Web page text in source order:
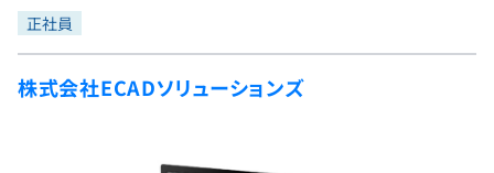
インターン
新卒エージェント
問題集
4択課題
プログラミング言語
ゲーム・マンガ
正社員
株式会社ECADソリューションズ